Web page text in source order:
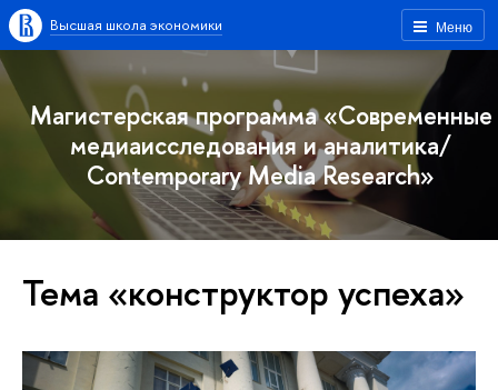
Меню
Высшая школа экономики
Магистерская программа «Современные
медиаисследования и аналитика/
Contemporary Media Research»
Тема «конструктор успеха»